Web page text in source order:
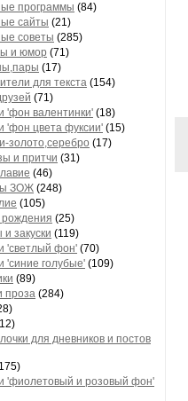
программы (84)
сайты (21)
советы (285)
и юмор (71)
(17)
для текста (154)
(71)
'фон валентинки' (18)
'фон цвета фуксии' (15)
золото,серебро (17)
и притчи (31)
(46)
ЗОЖ (248)
(105)
(25)
закуски (119)
'светлый фон' (70)
'синие голубые' (109)
(89)
проза (284)
для дневников и постов
'фиолетовый и розовый фон'